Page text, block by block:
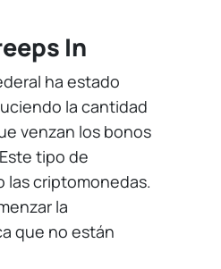
In
ha estado
la cantidad
venzan los bonos
tipo de
las criptomonedas.
la
que no están